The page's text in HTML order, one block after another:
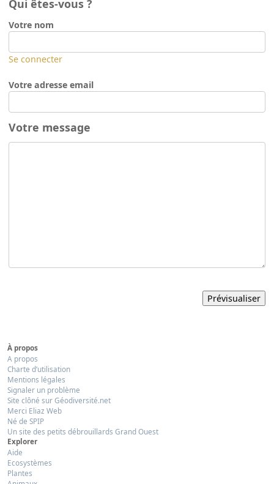
Qui êtes-vous ?
Votre nom
Se connecter
Votre adresse email
Votre message
À propos
A propos
Charte d’utilisation
Mentions légales
Signaler un problème
Site clôné sur Géodiversité.net
Merci Eliaz Web
Né de SPIP
Un site des petits débrouillards Grand Ouest
Explorer
Aide
Ecosystèmes
Plantes